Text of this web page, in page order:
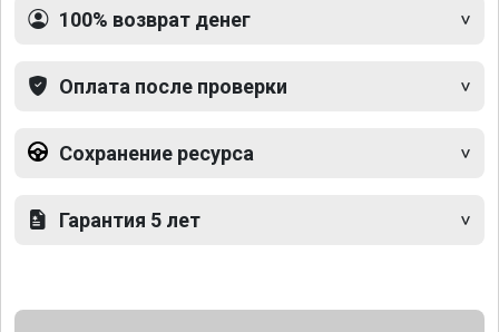
100% возврат денег
Оплата после проверки
Сохранение ресурса
Гарантия 5 лет